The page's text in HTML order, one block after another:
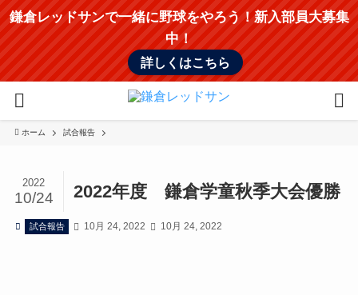
鎌倉レッドサンで一緒に野球をやろう！新入部員大募集
中！
詳しくはこちら
ホーム 試合報告
2022年度 鎌倉学童秋季大会優勝
2022
10/24
試合報告 10月 24, 2022 10月 24, 2022